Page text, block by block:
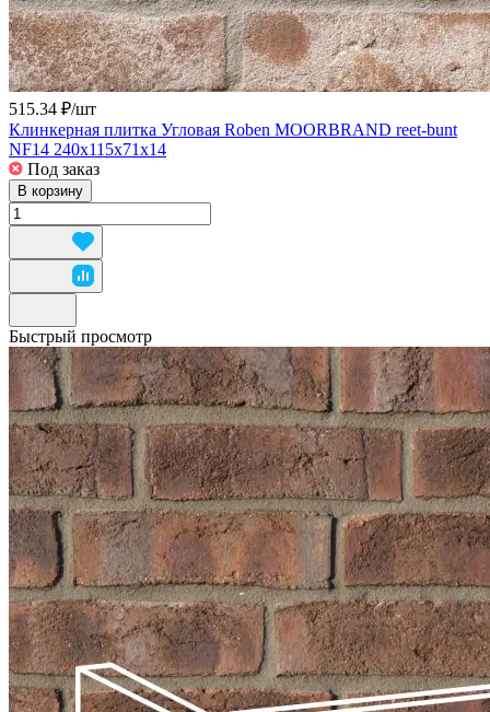
515.34 ₽/шт
Клинкерная плитка Угловая Roben MOORBRAND reet-bunt
NF14 240x115x71x14
Под заказ
В корзину
Быстрый просмотр